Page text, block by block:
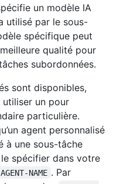
un modèle IA
utilisé par le sous-
spécifique peut
qualité pour
subordonnées.
sont disponibles,
un pour
particulière.
agent personnalisé
à une sous-tâche
spécifier dans votre
NAME . Par